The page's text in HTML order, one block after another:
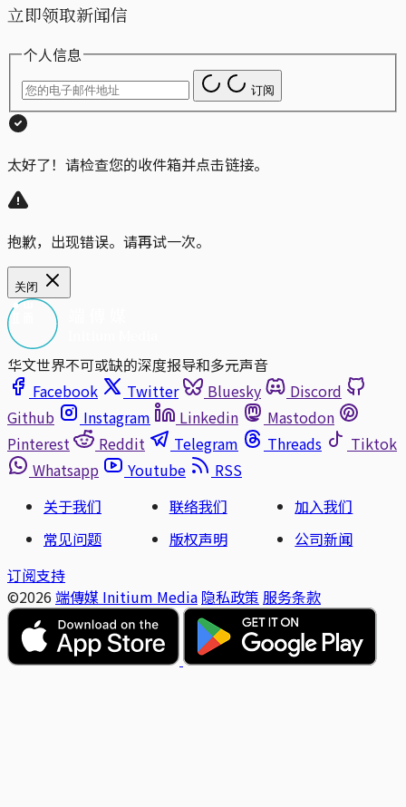
立即领取新闻信
个人信息
订阅
太好了！请检查您的收件箱并点击链接。
抱歉，出现错误。请再试一次。
关闭
华文世界不可或缺的深度报导和多元声音
Facebook
Twitter Bluesky
Discord
Github
Instagram Linkedin
Mastodon
Pinterest
Reddit Telegram Threads
Tiktok
Whatsapp
Youtube
RSS
关于我们
联络我们
加入我们
常见问题
版权声明
公司新闻
订阅支持
©2026 端傳媒 Initium Media 隐私政策 服务条款